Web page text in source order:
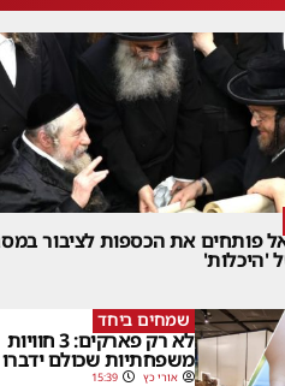
פותחים את הכספות לציבור
'היכלות'
שמחים ביחד
לא רק פארקים: 3 חוויות
משפחתיות שכולם ידברו
אורי כץ 15:39